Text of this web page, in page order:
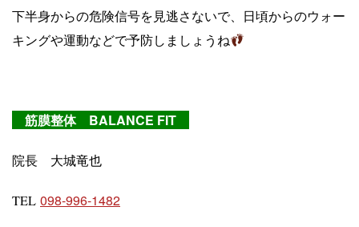
下半身からの危険信号を見逃さないで、日頃からのウォー
キングや運動などで予防しましょうね
筋膜整体 BALANCE FIT
院長 大城竜也
TEL 098-996-1482